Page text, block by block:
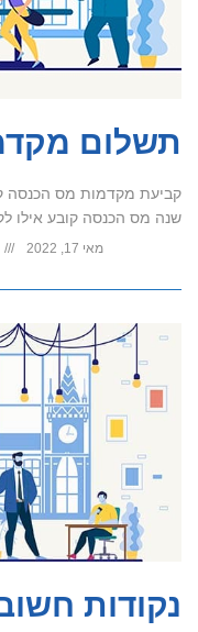
תשלום
קביעת מקדמות מס הכנסה
שנה מס הכנסה קובע אילו
מאי 17, 2022
נקודות